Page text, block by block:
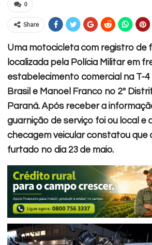
0
Share
Uma motocicleta com registro de
localizada pela Polícia Militar em
estabelecimento comercial na T-4
Brasil e Manoel Franco no 2º
Paraná. Após receber a
guarnição de serviço foi ou local e
checagem veicular constatou que
furtado no dia 23 de maio.